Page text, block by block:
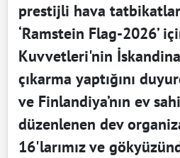
prestijli hava
‘Ramstein Flag-2026’
Kuvvetleri'nin
çıkarma yaptığını
ve Finlandiya’nın ev
düzenlenen dev
16'larımız ve